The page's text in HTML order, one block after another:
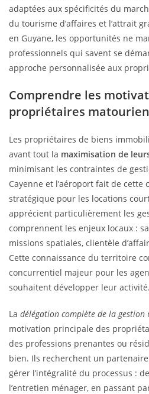
adaptées aux spécificités du
du tourisme d’affaires et l’attrait
en Guyane, les opportunités ne
professionnels qui savent se
approche personnalisée aux
Comprendre les
propriétaires
Les propriétaires de biens
avant tout la maximisation de
minimisant les contraintes de
Cayenne et l’aéroport fait de
stratégique pour les locations
apprécient particulièrement les
comprennent les enjeux locaux :
missions spatiales, clientèle
Cette connaissance du territoire
concurrentiel majeur pour les
souhaitent développer leur activité.
La délégation complète de la gestion
motivation principale des
des professions prenantes ou
bien. Ils recherchent un
gérer l’intégralité du processus :
l’entretien ménager, en passant